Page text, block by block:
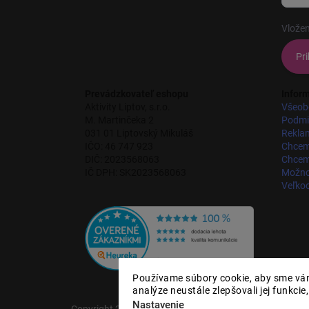
Používame súbory cookie, aby sme
analýze neustále zlepšovali jej
Nastavenie